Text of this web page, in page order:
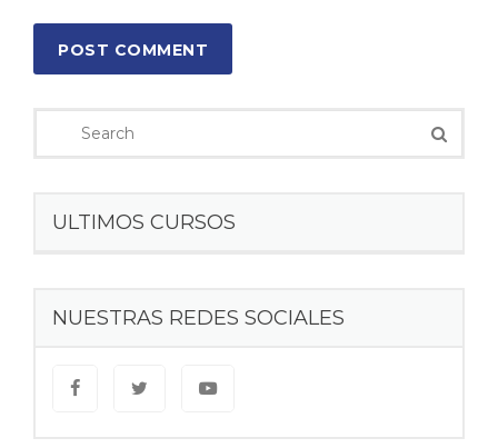
POST COMMENT
ULTIMOS CURSOS
NUESTRAS REDES SOCIALES